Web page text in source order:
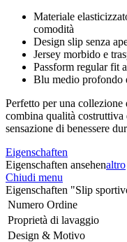
Materiale
comodità
Design slip senza
Jersey morbido e
Passform regular fit
Blu medio profondo
Perfetto per una
combina qualità
sensazione di benessere
Eigenschaften
Eigenschaften ansehenaltro
Chiudi menu
Eigenschaften "Slip
Numero Ordine
Proprietà di lavaggio
Design & Motivo